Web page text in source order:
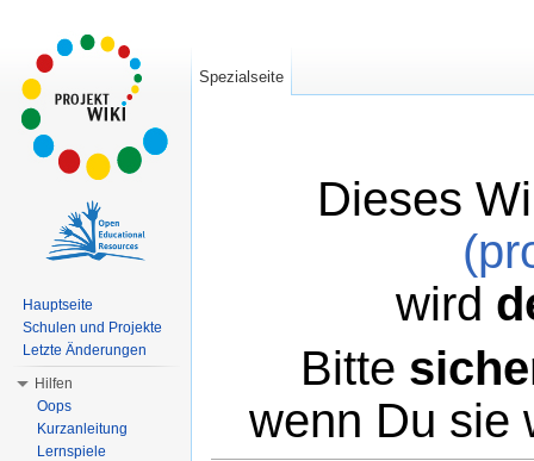
Dieses
wird
Bitte
wenn Du sie
Spezialseite
Hauptseite
Schulen und Projekte
Letzte Änderungen
Hilfen
Oops
Kurzanleitung
Lernspiele